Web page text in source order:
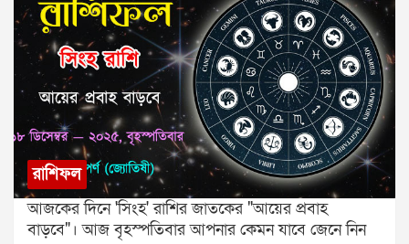
পাওয়া।🏹 ধনু (Sagittarius): কাজের সাফল্য।🐐 মকর
(Capricorn): কথায় সতর্কতা।🌊 কুম্ভ (Aquarius): সাহায্য
পাবেন।🐟 মীন (Pisces): কাগজপত্রে সুবিধা।যে কোনও
সমস্যার স্থায়ী সমাধানের জন্য যোগাযোগ করুনঃ শ্রী সূপর্ণ
(জ্যোতিষী)যোগাযোগঃ ৯৮৩০০৬৫২৪০, ওয়েবসাইটঃ
www.srisuparna.com
রাশিফল
আজকের দিনে 'সিংহ' রাশির জাতকের "আয়ের প্রবাহ
বাড়বে"। আজ বৃহস্পতিবার আপনার কেমন যাবে জেনে নিন